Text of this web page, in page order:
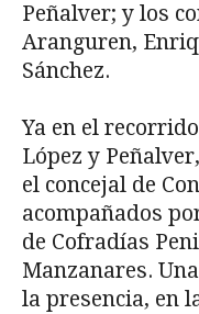
Peñalver; y los
Aranguren,
Sánchez.
Ya en el
López y
el concejal de
acompañados
de Cofradías
Manzanares.
la presencia, en